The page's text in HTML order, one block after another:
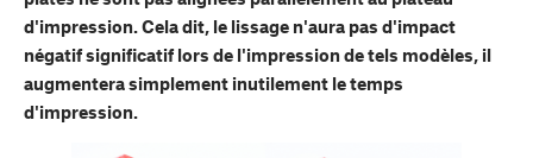
d'impression. Cela dit, le lissage n'aura pas d'impact
négatif significatif lors de l'impression de tels modèles, il
augmentera simplement inutilement le temps
d'impression.